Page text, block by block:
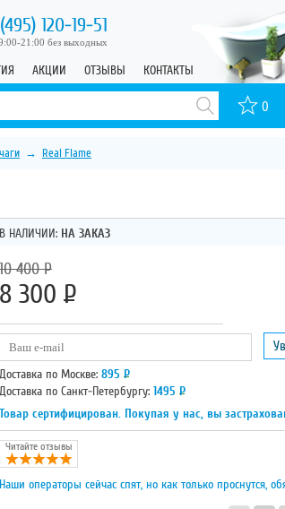
120-19-51
21:00 без выходных
АКЦИИ ОТЗЫВЫ КОНТАКТЫ
0
→ Real Flame
В НАЛИЧИИ: НА ЗАКАЗ
10 400Р
8 300 Р
Доставка по Москве: 895 Р
Доставка по Санкт-Петербургу: 1495 Р
Товар сертифицирован. Покупая у нас, вы
Читайте отзывы
Наши операторы сейчас спят, но как только проснутся,